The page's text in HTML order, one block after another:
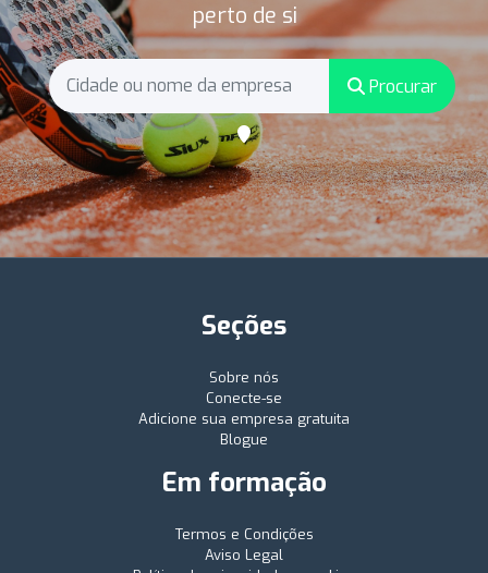
perto de si
Procurar
Seções
Sobre nós
Conecte-se
Adicione sua empresa gratuita
Blogue
Em formação
Termos e Condições
Aviso Legal